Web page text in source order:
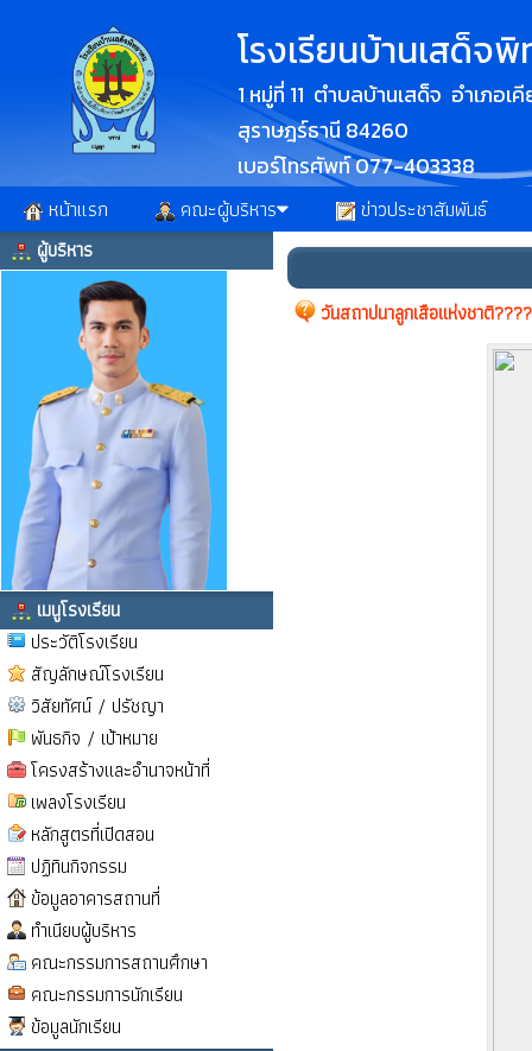
โรงเรียนบ้านเสด็จ
1 หมู่ที่ 11 ตำบลบ้านเสด็จ อำเภอเ
สุราษฎร์ธานี 84260
เบอร์โทรศัพท์ 077-403338
หน้าแรก คณะผู้บริหาร ข่าวประชาสัมพันธ์
ผู้บริหาร
เมนูโรงเรียน
ประวัติโรงเรียน
สัญลักษณ์โรงเรียน
วิสัยทัศน์ / ปรัชญา
พันธกิจ / เป้าหมาย
โครงสร้างและอำนาจหน้าที่
เพลงโรงเรียน
หลักสูตรที่เปิดสอน
ปฏิทินกิจกรรม
ข้อมูลอาคารสถานที่
ทำเนียบผู้บริหาร
คณะกรรมการสถานศึกษา
คณะกรรมการนักเรียน
ข้อมูลนักเรียน
วันสถาปนาลูกเสือแห่งชาติ